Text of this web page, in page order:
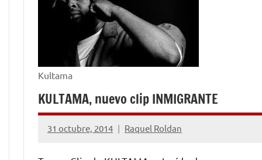
Kultama
KULTAMA, nuevo clip INMIGRANTE
31 octubre, 2014 Raquel Roldan
No